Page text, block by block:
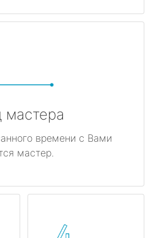
мастера
времени с Вами
мастер.